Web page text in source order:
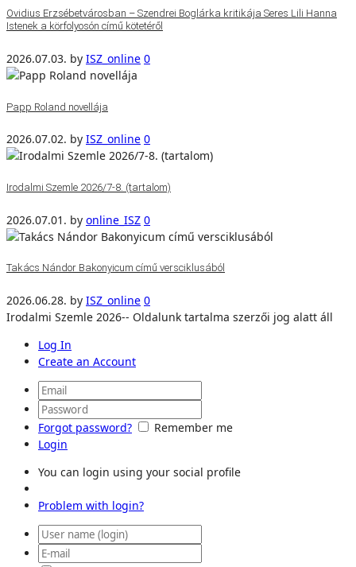
Ovidius Erzsébetvárosban – Szendrei Boglárka kritikája Seres Lili Hanna
Istenek a körfolyosón című kötetéről
2026.07.03. by ISZ_online 0
Papp Roland novellája
2026.07.02. by ISZ_online 0
Irodalmi Szemle 2026/7-8. (tartalom)
2026.07.01. by online_ISZ 0
Takács Nándor Bakonyicum című versciklusából
2026.06.28. by ISZ_online 0
Irodalmi Szemle 2026-- Oldalunk tartalma szerzői jog alatt áll
Log In
Create an Account
Forgot password?
Remember me
Login
You can login using your social profile
Problem with login?